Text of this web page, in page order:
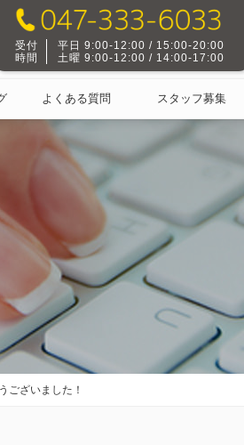
受付
時間
平日 9:00-12:00 / 15:00-20:00
土曜 9:00-12:00 / 14:00-17:00
よくある質問 スタッフ募集
ございました！